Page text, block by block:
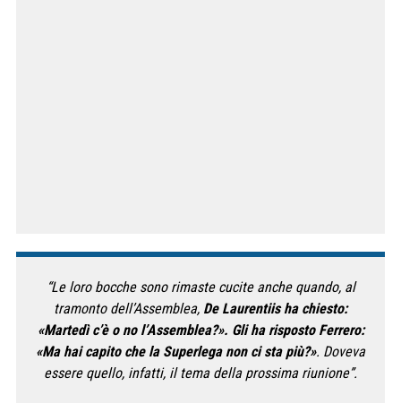
“Le loro bocche sono rimaste cucite anche quando, al
tramonto dell’Assemblea, De Laurentiis ha chiesto:
«Martedì c’è o no l’Assemblea?». Gli ha risposto Ferrero:
«Ma hai capito che la Superlega non ci sta più?». Doveva
essere quello, infatti, il tema della prossima riunione”.